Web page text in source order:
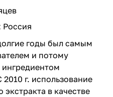
Россия
годы был самым
и потому
ингредиентом
г. использование
в качестве